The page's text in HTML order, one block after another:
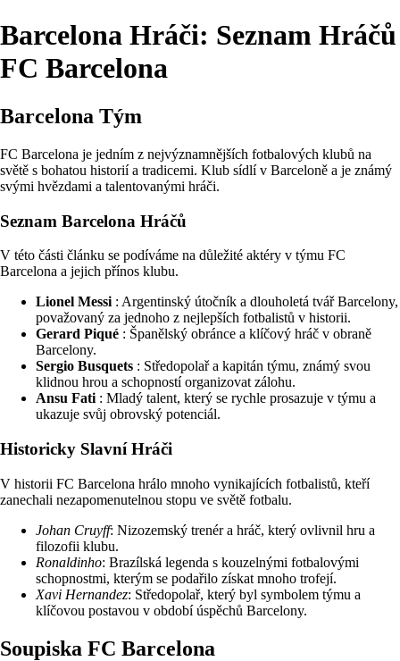
Barcelona Hráči: Seznam Hráčů
FC Barcelona
Barcelona Tým
FC Barcelona je jedním z nejvýznamnějších fotbalových klubů na
světě s bohatou historií a tradicemi. Klub sídlí v Barceloně a je známý
svými hvězdami a talentovanými hráči.
Seznam Barcelona Hráčů
V této části článku se podíváme na důležité aktéry v týmu FC
Barcelona a jejich přínos klubu.
Lionel Messi : Argentinský útočník a dlouholetá tvář Barcelony,
považovaný za jednoho z nejlepších fotbalistů v historii.
Gerard Piqué : Španělský obránce a klíčový hráč v obraně
Barcelony.
Sergio Busquets : Středopolař a kapitán týmu, známý svou
klidnou hrou a schopností organizovat zálohu.
Ansu Fati : Mladý talent, který se rychle prosazuje v týmu a
ukazuje svůj obrovský potenciál.
Historicky Slavní Hráči
V historii FC Barcelona hrálo mnoho vynikajících fotbalistů, kteří
zanechali nezapomenutelnou stopu ve světě fotbalu.
Johan Cruyff: Nizozemský trenér a hráč, který ovlivnil hru a
filozofii klubu.
Ronaldinho: Brazílská legenda s kouzelnými fotbalovými
schopnostmi, kterým se podařilo získat mnoho trofejí.
Xavi Hernandez: Středopolař, který byl symbolem týmu a
klíčovou postavou v období úspěchů Barcelony.
Soupiska FC Barcelona